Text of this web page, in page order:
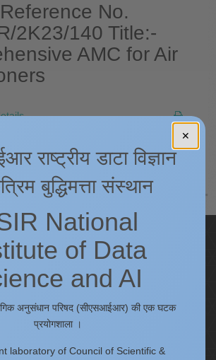
No.
2K23/140 Title:-
AMC for Air
अगला
[Financial Year 2026-27]
✕
राष्ट्रीय डाटा विज्ञान
बुद्धिमत्ता संस्थान
National
of Data
and AI
अनुसंधान परिषद (सीएसआईआर) की एक घटक
प्रयोगशाला ।
laboratory of Council of Scientific &